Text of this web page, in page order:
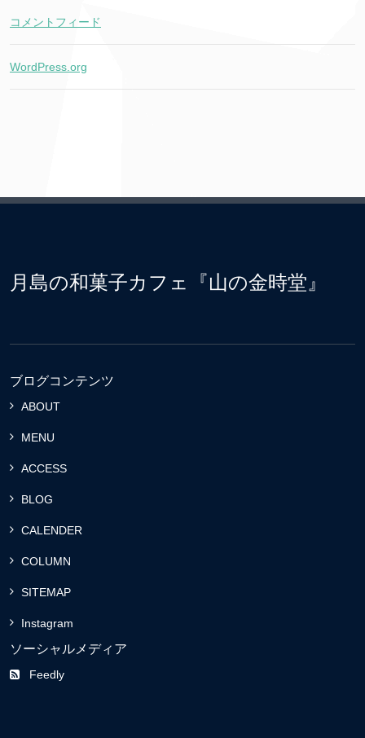
コメントフィード
WordPress.org
月島の和菓子カフェ『山の金時堂』
ブログコンテンツ
ABOUT
MENU
ACCESS
BLOG
CALENDER
COLUMN
SITEMAP
Instagram
ソーシャルメディア
Feedly